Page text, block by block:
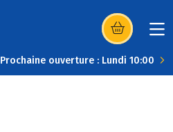
(s’ouvre dans
Prochaine ouverture : Lundi 10:00